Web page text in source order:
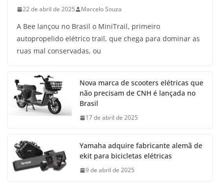
22 de abril de 2025 Marcelo Souza
A Bee lançou no Brasil o MiniTrail, primeiro
autopropelido elétrico trail, que chega para dominar as
ruas mal conservadas, ou
Nova marca de scooters elétricas que
não precisam de CNH é lançada no
Brasil
17 de abril de 2025
Yamaha adquire fabricante alemã de
ekit para bicicletas elétricas
9 de abril de 2025